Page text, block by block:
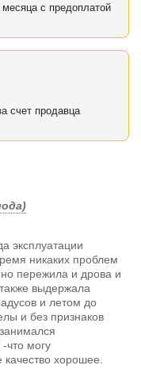
с предоплатой
счет продавца
эксплуатации
никаких проблем
пережила и дрова и
выдержала
и летом до
и без признаков
-что могу
хорошее.